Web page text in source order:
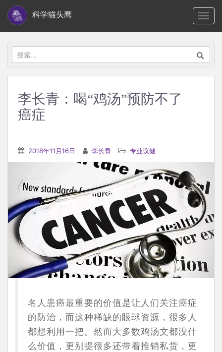
i
科学猫头鹰
搜
索：
李长青：喝“鸡汤”预防不了
癌症
2018年11月16日 李长青 专业议健
名人患癌最重要的价值是让人们关注癌症
的防治，而这种稀缺的眼球资源，很多人
都想利用一把。然而大多数鸡汤文都没什
么价值，更别提很多还带着推销私货，更